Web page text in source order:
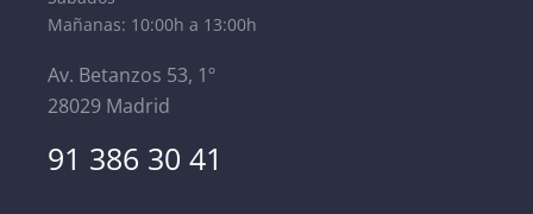
Mañanas: 10:00h a 13:00h
Av. Betanzos 53, 1º
28029 Madrid
91 386 30 41